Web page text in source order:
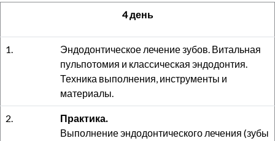
4 день
1.
Эндодонтическое лечение зубов. Витальная
пульпотомия и классическая эндодонтия.
Техника выполнения, инструменты и
материалы.
2.
Практика.
Выполнение эндодонтического лечения (зубы